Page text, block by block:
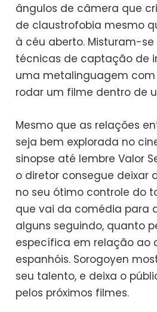
ângulos de câmera que
de claustrofobia mesmo
à céu aberto. Misturam-
técnicas de captação de
uma metalinguagem
rodar um filme dentro de
Mesmo que as relações
seja bem explorada no
sinopse até lembre Valor
o diretor consegue deixar
no seu ótimo controle do
que vai da comédia para
alguns seguindo, quanto
específica em relação ao
espanhóis. Sorogoyen
seu talento, e deixa o
pelos próximos filmes.